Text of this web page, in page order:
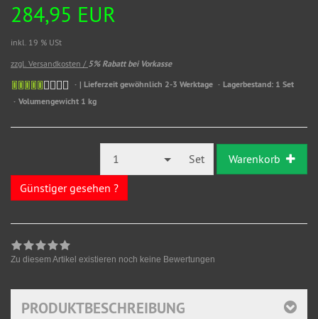
284,95 EUR
inkl. 19 % USt
zzgl. Versandkosten / 5% Rabatt bei Vorkasse
| Lieferzeit gewöhnlich 2-3 Werktage
Lagerbestand: 1 Set
Volumengewicht 1 kg
1 Set Warenkorb
Günstiger gesehen ?
Zu diesem Artikel existieren noch keine Bewertungen
PRODUKTBESCHREIBUNG